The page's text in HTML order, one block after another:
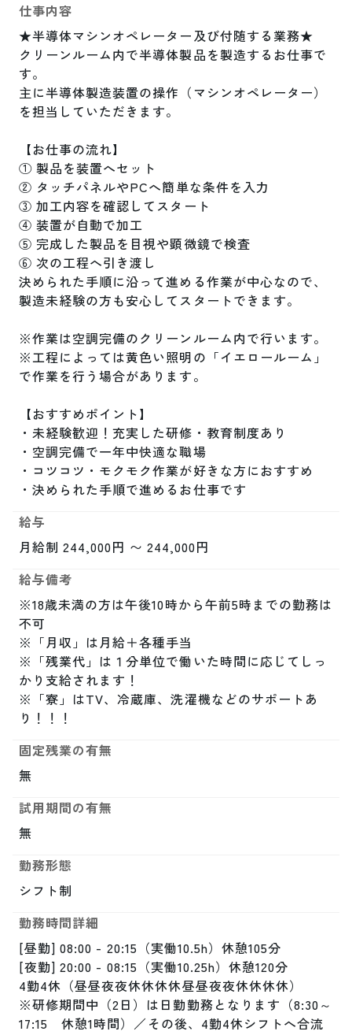
仕事内容
★半導体マシンオペレーター及び付随する業務★
クリーンルーム内で半導体製品を製造するお仕事で
す。
主に半導体製造装置の操作（マシンオペレーター）
を担当していただきます。
【お仕事の流れ】
① 製品を装置へセット
② タッチパネルやPCへ簡単な条件を入力
③ 加工内容を確認してスタート
④ 装置が自動で加工
⑤ 完成した製品を目視や顕微鏡で検査
⑥ 次の工程へ引き渡し
決められた手順に沿って進める作業が中心なので、
製造未経験の方も安心してスタートできます。
※作業は空調完備のクリーンルーム内で行います。
※工程によっては黄色い照明の「イエロールーム」
で作業を行う場合があります。
【おすすめポイント】
・未経験歓迎！充実した研修・教育制度あり
・空調完備で一年中快適な職場
・コツコツ・モクモク作業が好きな方におすすめ
・決められた手順で進めるお仕事です
給与
月給制 244,000円 〜 244,000円
給与備考
※18歳未満の方は午後10時から午前5時までの勤務は
不可
※「月収」は月給＋各種手当
※「残業代」は１分単位で働いた時間に応じてしっ
かり支給されます！
※「寮」はTV、冷蔵庫、洗濯機などのサポートあ
り！！！
固定残業の有無
無
試用期間の有無
無
勤務形態
シフト制
勤務時間詳細
[昼勤] 08:00 - 20:15（実働10.5h）休憩105分
[夜勤] 20:00 - 08:15（実働10.25h）休憩120分
4勤4休（昼昼夜夜休休休休昼昼夜夜休休休休）
※研修期間中（2日）は日勤勤務となります（8:30～
17:15　休憩1時間）／その後、4勤4休シフトへ合流